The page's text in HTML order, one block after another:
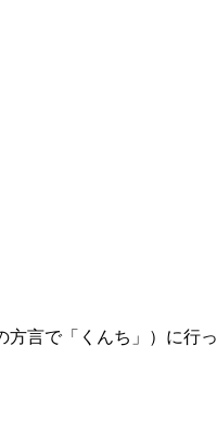
方言で「くんち」）に行っ